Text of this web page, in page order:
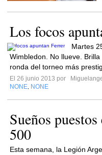
Los focos
Martes
Wimbledon. No llueve.
ronda del torneo más
El 26 junio 2013 por
NONE NONE
Sueños
500
Esta semana, la Legión